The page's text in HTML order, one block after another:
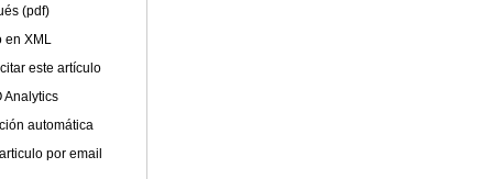
(pdf)
en XML
este artículo
Analytics
automática
por email